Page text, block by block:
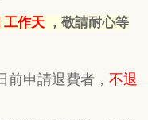
工作天 ，敬請耐心等
申請退費者， 不退